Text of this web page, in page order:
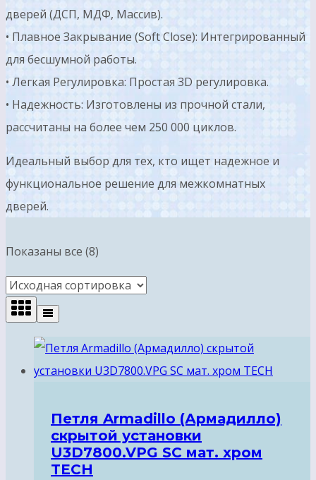
дверей (ДСП, МДФ, Массив).
• Плавное Закрывание (Soft Close): Интегрированный
для бесшумной работы.
• Легкая Регулировка: Простая 3D регулировка.
• Надежность: Изготовлены из прочной стали,
рассчитаны на более чем 250 000 циклов.
Идеальный выбор для тех, кто ищет надежное и
функциональное решение для межкомнатных
дверей.
Показаны все (8)
Петля Armadillo (Армадилло)
скрытой установки
U3D7800.VPG SC мат. хром
TECH